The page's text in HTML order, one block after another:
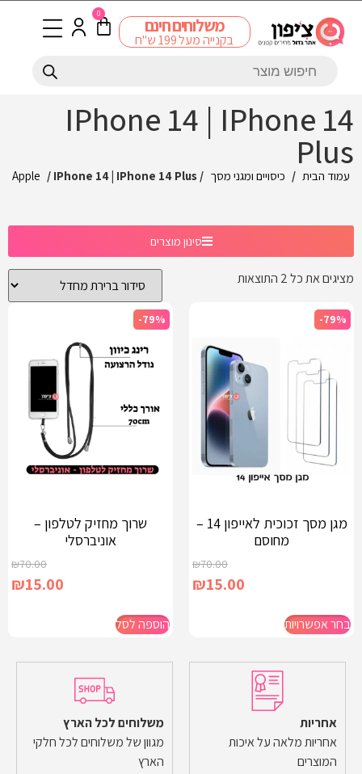
משלוחים חינם
בקנייה מעל 199 ש"ח
0
IPhone 14 | IPhone 14
Plus
עמוד הבית / כיסויים ומגני מסך /
Apple / IPhone 14 | IPhone 14 Plus
סינון מוצרים
מציגים את כל ⁦2⁩ התוצאות
-79%
מגן מסך זכוכית לאייפון 14 –
מחוסם
₪70.00
₪15.00
בחר אפשרויות
-79%
שרוך מחזיק לטלפון –
אוניברסלי
₪70.00
₪15.00
הוספה לסל
אחריות
אחריות מלאה על איכות
המוצרים
משלוחים לכל הארץ
מגוון של משלוחים לכל חלקי
הארץ